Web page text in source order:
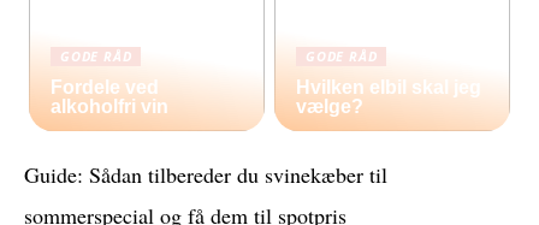
GODE RÅD
Fordele ved
alkoholfri vin
GODE RÅD
Hvilken elbil skal jeg
vælge?
Guide: Sådan tilbereder du svinekæber til
sommerspecial og få dem til spotpris